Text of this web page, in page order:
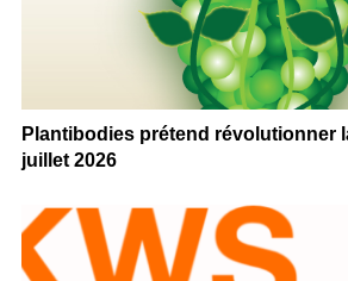
Plantibodies prétend révolutionner
juillet 2026